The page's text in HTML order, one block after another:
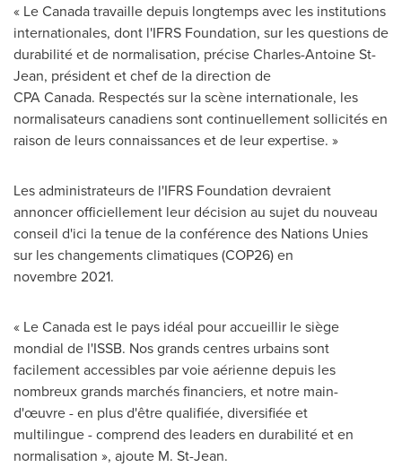
« Le Canada travaille depuis longtemps avec les institutions
internationales, dont l'IFRS Foundation, sur les questions de
durabilité et de normalisation, préciseCharles-Antoine St-
Jean, président et chef de la direction de
CPA Canada. Respectés sur la scène internationale, les
normalisateurs canadiens sont continuellement sollicités en
raison de leurs connaissances et de leur expertise. »
Les administrateurs de l'IFRS Foundation devraient
annoncer officiellement leur décision au sujet du nouveau
conseil d'ici la tenue de la conférence des Nations Unies
sur les changements climatiques(COP26)en
novembre 2021.
« Le Canada est le pays idéal pour accueillir le siège
mondial de l'ISSB. Nos grands centres urbains sont
facilement accessibles par voie aérienne depuis les
nombreux grands marchés financiers, et notre main-
d'œuvre - en plus d'être qualifiée, diversifiée et
multilingue - comprend des leaders en durabilité et en
normalisation », ajoute M. St-Jean.